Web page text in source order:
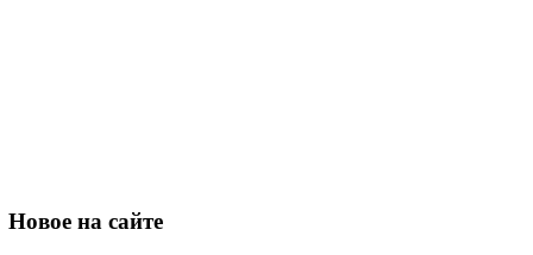
Новое на сайте